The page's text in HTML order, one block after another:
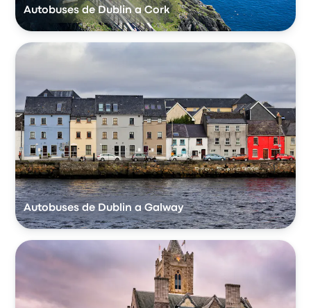
Autobuses de Dublin a Cork
Autobuses de Dublin a Galway